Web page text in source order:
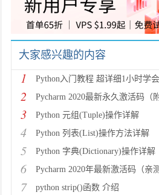
大家感兴趣的内容
1 Python入门教程 超详细1小时学
2 Pycharm 2020最新永久激活码（附最新激活码
3 Python 元组(Tuple)操作详解
4 Python 列表(List)操作方法详解
5 Python 字典(Dictionary)操作详解
6 Pycharm 2020年最新激活码（亲测有
7 python strip()函数 介绍